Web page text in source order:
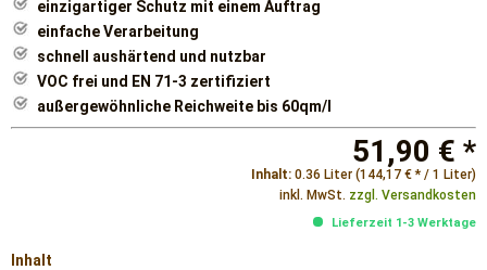
einzigartiger Schutz mit einem Auftrag
einfache Verarbeitung
schnell aushärtend und nutzbar
VOC frei und EN 71-3 zertifiziert
außergewöhnliche Reichweite bis 60qm/l
51,90 € *
Inhalt: 0.36 Liter (144,17 € * / 1 Liter)
inkl. MwSt. zzgl. Versandkosten
Lieferzeit 1-3 Werktage
Inhalt